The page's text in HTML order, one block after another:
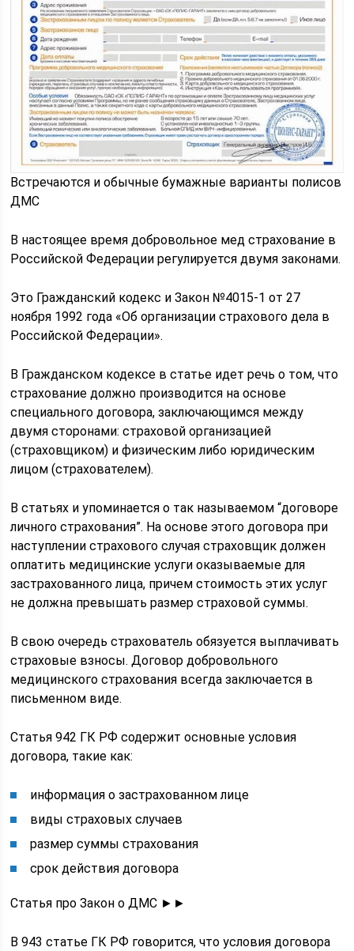
Встречаются и обычные бумажные варианты полисов
ДМС
В настоящее время добровольное мед страхование в
Российской Федерации регулируется двумя законами.
Это Гражданский кодекс и Закон №4015-1 от 27
ноября 1992 года «Об организации страхового дела в
Российской Федерации».
В Гражданском кодексе в статье идет речь о том, что
страхование должно производится на основе
специального договора, заключающимся между
двумя сторонами: страховой организацией
(страховщиком) и физическим либо юридическим
лицом (страхователем).
В статьях и упоминается о так называемом “договоре
личного страхования”. На основе этого договора при
наступлении страхового случая страховщик должен
оплатить медицинские услуги оказываемые для
застрахованного лица, причем стоимость этих услуг
не должна превышать размер страховой суммы.
В свою очередь страхователь обязуется выплачивать
страховые взносы. Договор добровольного
медицинского страхования всегда заключается в
письменном виде.
Статья 942 ГК РФ содержит основные условия
договора, такие как:
информация о застрахованном лице
виды страховых случаев
размер суммы страхования
срок действия договора
Статья про Закон о ДМС ►►
В 943 статье ГК РФ говорится, что условия договора